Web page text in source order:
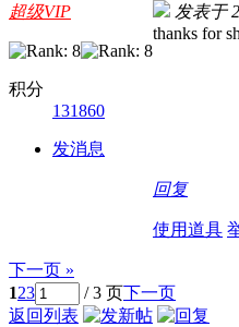
超级VIP
积分
131860
发消息
发表于
thanks for
回复
使用道具
下一页 »
123 / 3 页下一页
返回列表